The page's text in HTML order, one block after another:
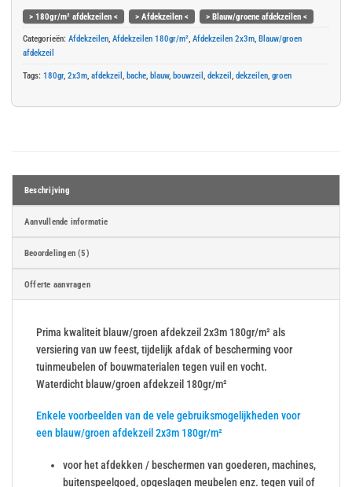
> 180gr/m² afdekzeilen < > Afdekzeilen <
> Blauw/groene afdekzeilen <
Categorieën: Afdekzeilen Afdekzeilen 180gr/m² Afdekzeilen 2x3m Blauw/groen
afdekzeil
Tags: 180gr, 2x3m afdekzeil bache blauw, bouwzeil dekzeil dekzeilen groen
Beschrijving
Aanvullende informatie
Beoordelingen (5)
Offerte aanvragen
Prima kwaliteit blauw/groen afdekzeil 2x3m 180gr/m² als
versiering van uw feest, tijdelijk afdak of bescherming voor
tuinmeubelen of bouwmaterialen tegen vuil en vocht.
Waterdicht blauw/groen afdekzeil 180gr/m²
Enkele voorbeelden van de vele gebruiksmogelijkheden voor
een blauw/groen afdekzeil 2x3m 180gr/m²
voor het afdekken / beschermen van goederen, machines,
buitenspeelgoed, opgeslagen meubelen enz. tegen vuil of